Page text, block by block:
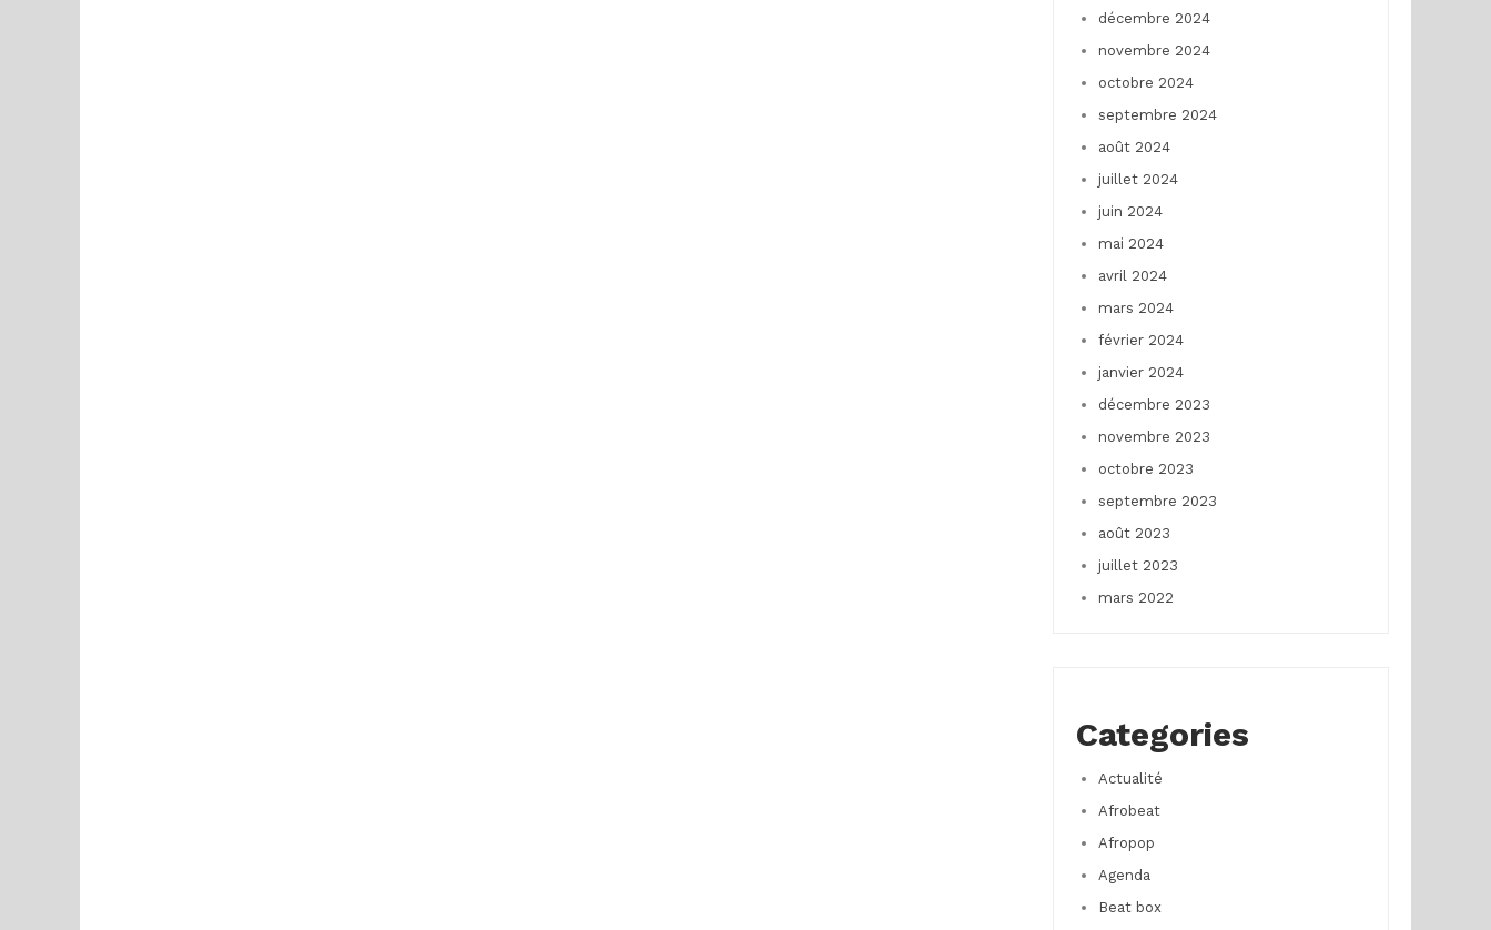
décembre 2024
novembre 2024
octobre 2024
septembre 2024
août 2024
juillet 2024
juin 2024
mai 2024
avril 2024
mars 2024
février 2024
janvier 2024
décembre 2023
novembre 2023
octobre 2023
septembre 2023
août 2023
juillet 2023
mars 2022
Categories
Actualité
Afrobeat
Afropop
Agenda
Beat box